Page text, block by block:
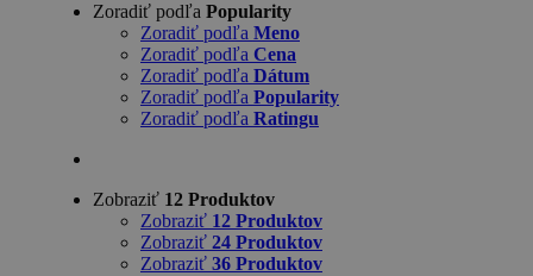
Zoradiť podľa Popularity
Zoradiť podľa Meno
Zoradiť podľa Cena
Zoradiť podľa Dátum
Zoradiť podľa Popularity
Zoradiť podľa Ratingu
Zobraziť 12 Produktov
Zobraziť 12 Produktov
Zobraziť 24 Produktov
Zobraziť 36 Produktov